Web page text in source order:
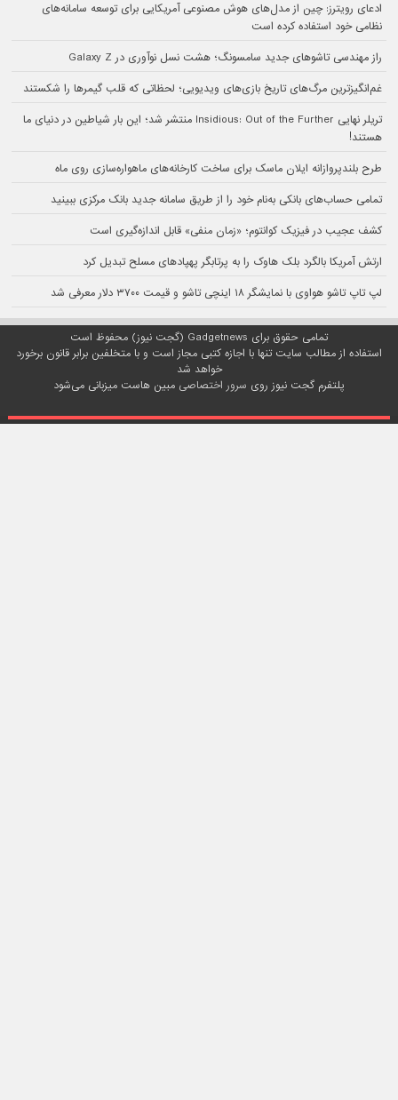
ادعای رویترز: چین از مدل‌های هوش مصنوعی آمریکایی برای توسعه سامانه‌های
نظامی خود استفاده کرده است
راز مهندسی تاشوهای جدید سامسونگ؛ هشت نسل نوآوری در Galaxy Z
غم‌انگیزترین مرگ‌های تاریخ بازی‌های ویدیویی؛ لحظاتی که قلب گیمرها را شکستند
تریلر نهایی Insidious: Out of the Further منتشر شد؛ این بار شیاطین در دنیای ما
هستند!
طرح بلندپروازانه ایلان ماسک برای ساخت کارخانه‌های ماهواره‌سازی روی ماه
تمامی حساب‌های بانکی به‌نام خود را از طریق سامانه جدید بانک مرکزی ببینید
کشف عجیب در فیزیک کوانتوم؛ «زمان منفی» قابل اندازه‌گیری است
ارتش آمریکا بالگرد بلک هاوک را به پرتابگر پهپادهای مسلح تبدیل کرد
لپ تاپ تاشو هواوی با نمایشگر ۱۸ اینچی تاشو و قیمت ۳۷۰۰ دلار معرفی شد
تمامی حقوق برای Gadgetnews (گجت نیوز) محفوظ است
استفاده از مطالب سایت تنها با اجازه کتبی مجاز است و با متخلفین برابر قانون برخورد
خواهد شد
پلتفرم گجت نیوز روی سرور اختصاصی مبین هاست میزبانی می‌شود